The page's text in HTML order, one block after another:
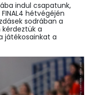
indul csapatunk,
hétvégéjén
sodrában a
a
játékosainkat a